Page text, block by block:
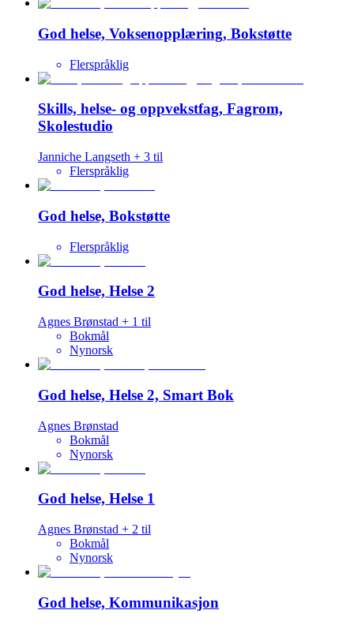
God helse, Voksenopplæring, Bokstøtte
Flerspråklig
Skills, helse- og oppvekstfag, Fagrom,
Skolestudio
Janniche Langseth + 3 til
Flerspråklig
God helse, Bokstøtte
Flerspråklig
God helse, Helse 2
Agnes Brønstad + 1 til
Bokmål
Nynorsk
God helse, Helse 2, Smart Bok
Agnes Brønstad
Bokmål
Nynorsk
God helse, Helse 1
Agnes Brønstad + 2 til
Bokmål
Nynorsk
God helse, Kommunikasjon